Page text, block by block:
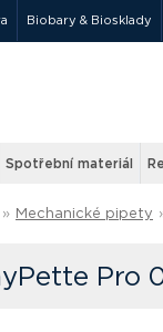
Biobary & Biosklady
Spotřební materiál
» Mechanické pipety
Pro